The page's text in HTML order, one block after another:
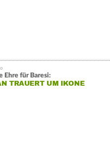
Ehre für Baresi:
TRAUERT UM IKONE